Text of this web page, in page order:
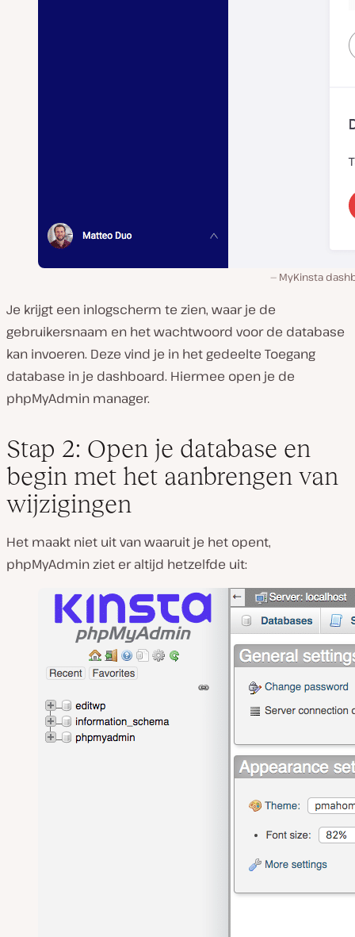
MyKinsta
Je krijgt een inlogscherm te zien, waar je de
gebruikersnaam en het wachtwoord voor de database
kan invoeren. Deze vind je in het gedeelte Toegang
database in je dashboard. Hiermee open je de
phpMyAdmin manager.
Stap 2: Open je database en
begin met het aanbrengen van
wijzigingen
Het maakt niet uit van waaruit je het opent,
phpMyAdmin ziet er altijd hetzelfde uit: